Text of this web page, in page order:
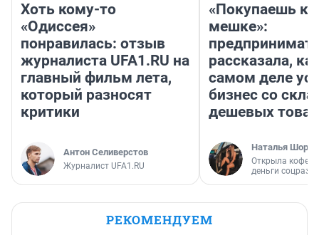
Хоть кому-то
«Одиссея»
понравилась: отзыв
журналиста UFA1.RU на
главный фильм лета,
который разносят
критики
Антон Селиверстов
Журналист UFA1.RU
«Покупаешь
мешке»:
рассказала,
самом деле
бизнес со
дешевых
Наталья
Открыла
деньги
РЕКОМЕНДУЕМ